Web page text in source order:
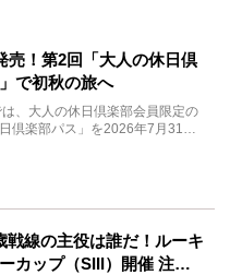
売！第2回「大人の休日倶
で初秋の旅へ
、大人の休日倶楽部会員限定の
日倶楽部パス」を2026年7月31日
戦線の主役は誰だ！ルーキ
カップ（SIII）開催 注目